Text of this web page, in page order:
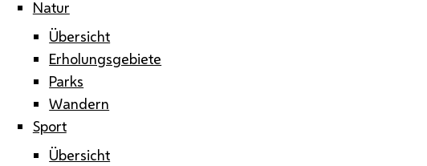
Natur
Übersicht
Erholungsgebiete
Parks
Wandern
Sport
Übersicht